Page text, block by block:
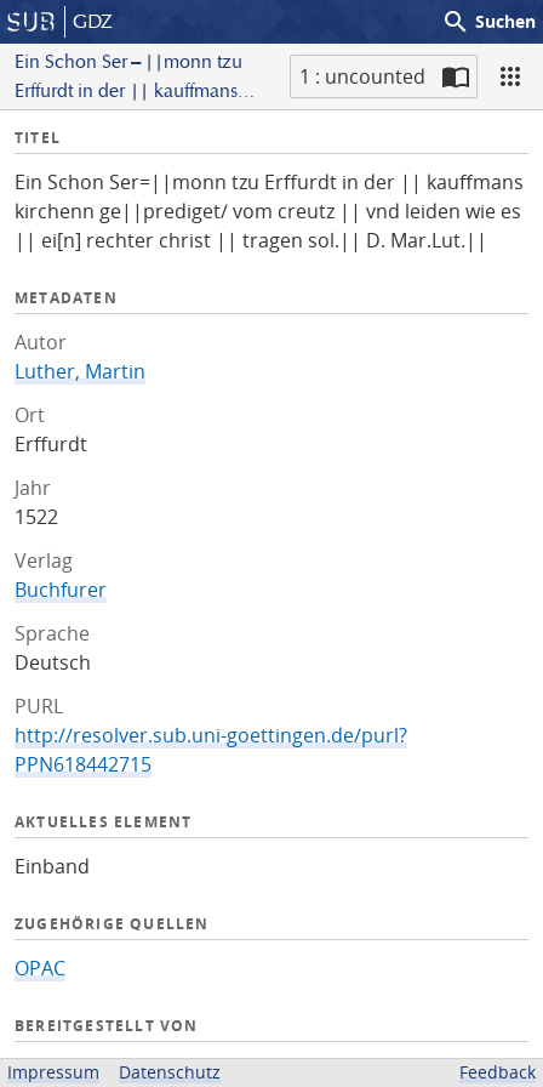
GDZ search Suchen
Ein Schon Ser=||monn tzu
Erffurdt in der || kauffmans
creutz || vnd leiden wie es ||
ei[n] rechter christ || tragen
sol.|| D. Mar.Lut.||
1 : uncounted
I
f
o
TITEL
Ein Schon Ser=||monn tzu Erffurdt in der || kauffmans
kirchenn ge||prediget/ vom creutz || vnd leiden wie es
|| ei[n] rechter christ || tragen sol.|| D. Mar.Lut.||
METADATEN
Autor
Luther, Martin
Ort
Erffurdt
Jahr
1522
Verlag
Buchfurer
Sprache
Deutsch
PURL
http://resolver.sub.uni-goettingen.de/purl?
PPN618442715
AKTUELLES ELEMENT
Einband
ZUGEHÖRIGE QUELLEN
OPAC
BEREITGESTELLT VON
Niedersächsische Staats- und Universitätsbibliothek
Impressum Datenschutz Feedback